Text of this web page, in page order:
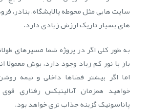
سایت هایی مثل محوطه پالایشگاه، بنادر،
های بسیار تاریک ارزش زیادی دارد.
به طور کلی اگر در پروژه شما مسیرهای
باز با نور کم زیاد وجود دارد، بوش
اما اگر بیشتر فضاها داخلی و نیمه
خواهید همزمان آنالیتیکس رفتاری
پاناسونیک گزینه جذاب تری خواهد بود.